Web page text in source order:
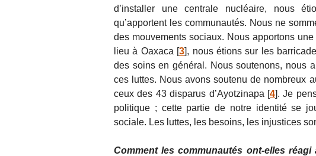
d’installer une centrale nucléaire, nous
qu’apportent les communautés. Nous ne
des mouvements sociaux. Nous apportons
lieu à Oaxaca [3], nous étions sur les
des soins en général. Nous soutenons, nous
ces luttes. Nous avons soutenu de nombreux
ceux des 43 disparus d’Ayotzinapa [4]. Je
politique ; cette partie de notre identité se
sociale. Les luttes, les besoins, les injustices
Comment les communautés ont-elles